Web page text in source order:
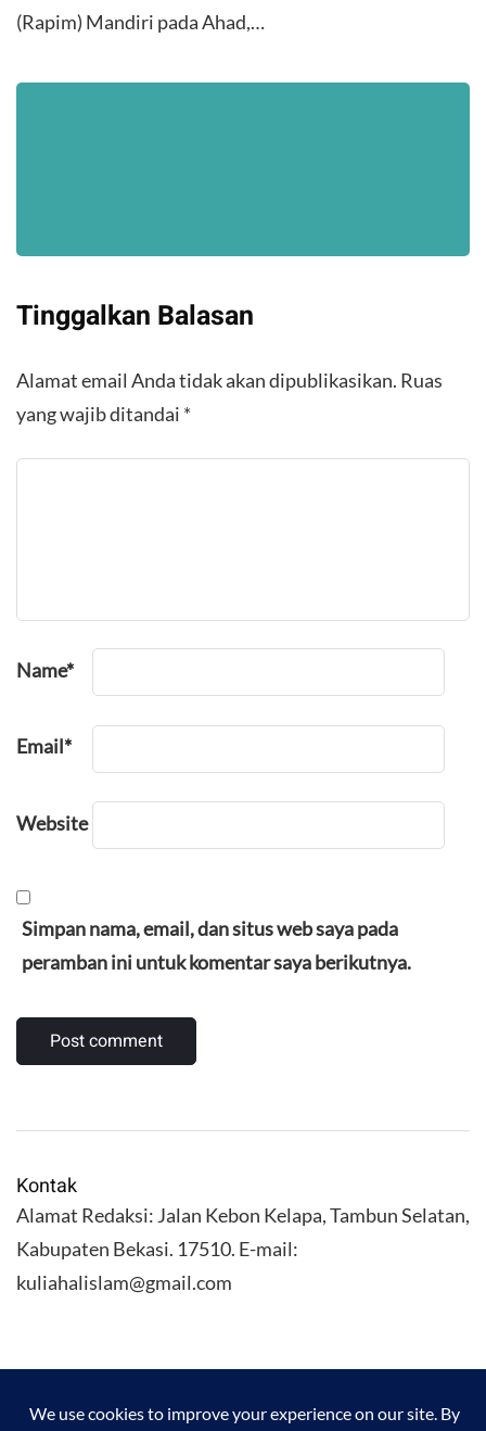
(Rapim) Mandiri pada Ahad,…
Tinggalkan Balasan
Alamat email Anda tidak akan dipublikasikan. Ruas
yang wajib ditandai *
Name*
Email*
Website
Simpan nama, email, dan situs web saya pada
peramban ini untuk komentar saya berikutnya.
Kontak
Alamat Redaksi: Jalan Kebon Kelapa, Tambun Selatan,
Kabupaten Bekasi. 17510. E-mail:
kuliahalislam@gmail.com